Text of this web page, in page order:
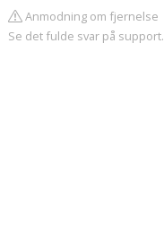
Anmodning om fjernelse
Se det fulde svar på